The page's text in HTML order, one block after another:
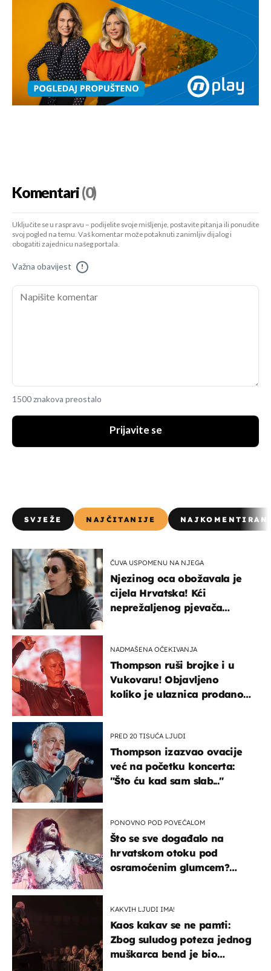
Komentari(0)
Uključite se u raspravu – podijelite svoje mišljenje, postavite pitanja ili ponudite
svoj pogled na temu. Vaš komentar može potaknuti zanimljiv dijalog i
obogatiti zajednicu našeg portala.
Važna obavijest !
1500 znakova preostalo
Prijavite se
SVJEŽE NAJČITANIJE
ČUVA USPOMENU NA NJEGA
Njezinog oca obožavala je
cijela Hrvatska! Kći
neprežaljenog pjevača
NADMAŠENA OČEKIVANJA
Thompson ruši brojke i u
Vukovaru! Objavljeno
koliko je ulaznica prodano
PRED 20 TISUĆA LJUDI
Thompson izazvao ovacije
već na početku koncerta:
"Što ću kad sam slab..."
PONOVNO POD POVEĆALOM
Što se sve događalo na
hrvatskom otoku pod
osramoćenim glumcem?
KAKVIH LJUDI IMA!
Kaos kakav se ne pamti:
Zbog suludog poteza jednog
muškarca bend je bio